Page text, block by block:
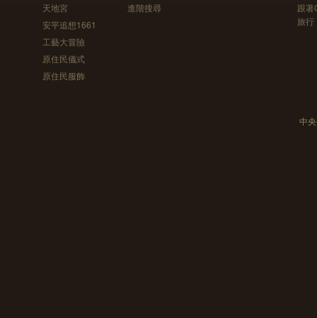
天地宮
安平追想1661
工藝大冒險
原住民儀式
原住民服飾
進階搜尋
跟
旅行
中